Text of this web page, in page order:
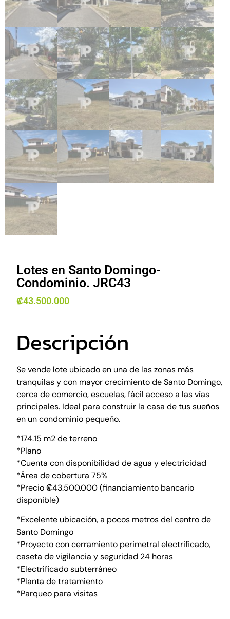
Lotes en Santo Domingo-
Condominio. JRC43
₡43.500.000
Descripción
Se vende lote ubicado en una de las zonas más
tranquilas y con mayor crecimiento de Santo Domingo,
cerca de comercio, escuelas, fácil acceso a las vías
principales. Ideal para construir la casa de tus sueños
en un condominio pequeño.
*174.15 m2 de terreno
*Plano
*Cuenta con disponibilidad de agua y electricidad
*Área de cobertura 75%
*Precio ₡43.500.000 (financiamiento bancario
disponible)
*Excelente ubicación, a pocos metros del centro de
Santo Domingo
*Proyecto con cerramiento perimetral electrificado,
caseta de vigilancia y seguridad 24 horas
*Electrificado subterráneo
*Planta de tratamiento
*Parqueo para visitas